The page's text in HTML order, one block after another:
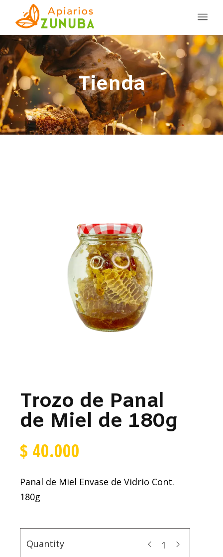
Tienda
Trozo de Panal
de Miel de 180g
$ 40.000
Panal de Miel Envase de Vidrio Cont.
180g
Quantity